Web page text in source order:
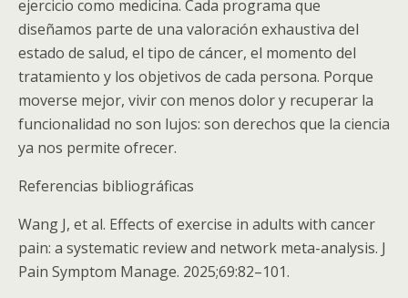
ejercicio como medicina. Cada programa que
diseñamos parte de una valoración exhaustiva del
estado de salud, el tipo de cáncer, el momento del
tratamiento y los objetivos de cada persona. Porque
moverse mejor, vivir con menos dolor y recuperar la
funcionalidad no son lujos: son derechos que la ciencia
ya nos permite ofrecer.
Referencias bibliográficas
Wang J, et al. Effects of exercise in adults with cancer
pain: a systematic review and network meta-analysis. J
Pain Symptom Manage. 2025;69:82–101.